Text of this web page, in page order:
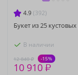
4.9 (392)
Букет из 25
В наличии
12 840 ₽ -15%
10 910 ₽